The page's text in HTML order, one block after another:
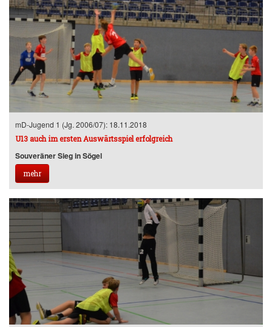
mD-Jugend 1 (Jg. 2006/07): 18.11.2018
U13 auch im ersten Auswärtsspiel erfolgreich
Souveräner Sieg in Sögel
mehr